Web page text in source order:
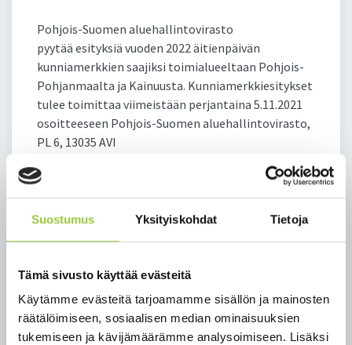
Suostumus Yksityiskohdat Tietoja
Tämä sivusto käyttää evästeitä
Käytämme evästeitä tarjoamamme sisällön ja mainosten
räätälöimiseen, sosiaalisen median ominaisuuksien
tukemiseen ja kävijämäärämme analysoimiseen. Lisäksi
Pohjois-Suomen aluehallintovirasto
pyytää esityksiä vuoden 2022 äitienpäivän
kunniamerkkien saajiksi toimialueeltaan Pohjois-
Pohjanmaalta ja Kainuusta. Kunniamerkkiesitykset
tulee toimittaa viimeistään perjantaina 5.11.2021
osoitteeseen Pohjois-Suomen aluehallintovirasto,
PL 6, 13035 AVI
Äitienpäivän kunniamerkkiesitykset tehdään tämän
terveysministeriön liitelomakkeella:
Liitelomake äitienpäivämerkit 2022
Lomakkeet toimintaohjeineen löytyvät myös
julkishallinnon verkkopalvelusta.